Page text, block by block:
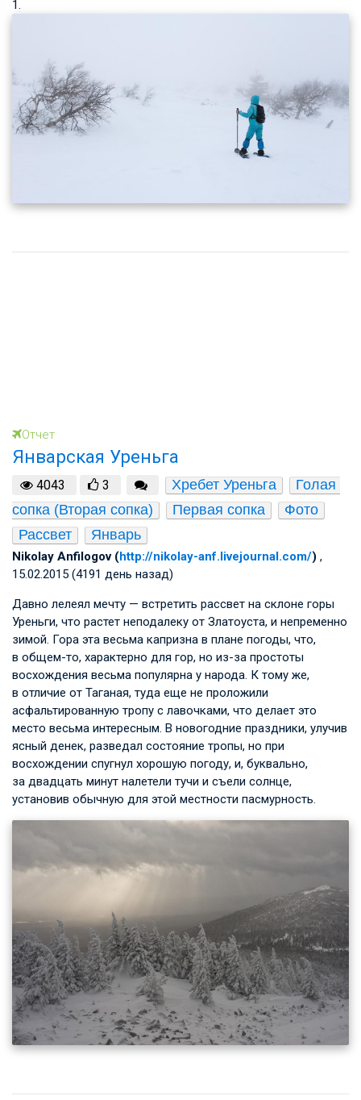
1.
Отчет
Январская Уреньга
4043 3 Хребет Уреньга
Голая
сопка (Вторая сопка)
Первая сопка
Фото
Рассвет
Январь
Nikolay Anfilogov (http://nikolay-anf.livejournal.com/) ,
15.02.2015 (4191 день назад)
Давно лелеял мечту — встретить рассвет на склоне горы
Уреньги, что растет неподалеку от Златоуста, и непременно
зимой. Гора эта весьма капризна в плане погоды, что,
в общем-то, характерно для гор, но из-за простоты
восхождения весьма популярна у народа. К тому же,
в отличие от Таганая, туда еще не проложили
асфальтированную тропу с лавочками, что делает это
место весьма интересным. В новогодние праздники, улучив
ясный денек, разведал состояние тропы, но при
восхождении спугнул хорошую погоду, и, буквально,
за двадцать минут налетели тучи и съели солнце,
установив обычную для этой местности пасмурность.